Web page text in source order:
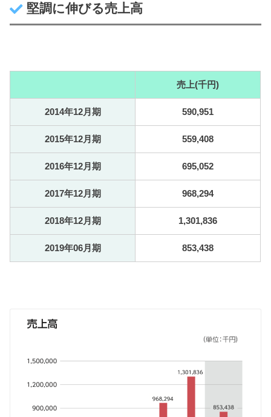
堅調に伸びる売上高
売上(千円)
2014年12月期 590,951
2015年12月期 559,408
2016年12月期 695,052
2017年12月期 968,294
2018年12月期 1,301,836
2019年06月期 853,438